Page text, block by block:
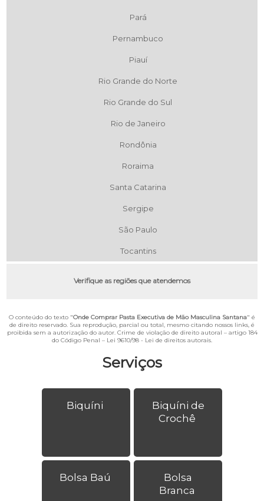
Serviços
Biquíni
Biquíni de
Crochê
Bolsa Baú
Bolsa
Branca
Pará
Pernambuco
Piauí
Rio Grande do Norte
Rio Grande do Sul
Rio de Janeiro
Rondônia
Roraima
Santa Catarina
Sergipe
São Paulo
Tocantins
Verifique as regiões que atendemos
O conteúdo do texto "Onde Comprar Pasta Executiva de Mão Masculina Santana" é
de direito reservado. Sua reprodução, parcial ou total, mesmo citando nossos links, é
proibida sem a autorização do autor. Crime de violação de direito autoral – artigo 184
do Código Penal – Lei 9610/98 - Lei de direitos autorais.